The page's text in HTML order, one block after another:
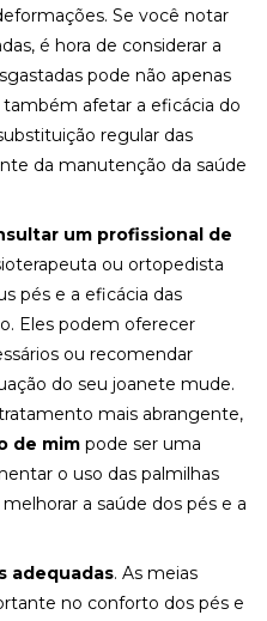
Se você notar
é hora de considerar a
pode não apenas
afetar a eficácia do
regular das
da manutenção da saúde
um profissional de
ou ortopedista
pés e a eficácia das
Eles podem oferecer
ou recomendar
do seu joanete mude.
mais abrangente,
de mim pode ser uma
o uso das palmilhas
a saúde dos pés e a
adequadas. As meias
no conforto dos pés e
SEU EQUILÍBRIO E
SEU EQUILÍBRIO E
SEU EQUILÍBRIO E
O EQUILÍBRIO E